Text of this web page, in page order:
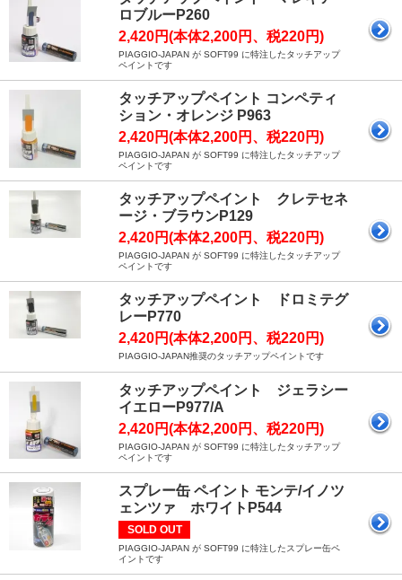
ロブルーP260
2,420円(本体2,200円、税220円)
PIAGGIO-JAPAN が SOFT99 に特注したタッチアップ
ペイントです
タッチアップペイント コンペティ
ション・オレンジ P963
2,420円(本体2,200円、税220円)
PIAGGIO-JAPAN が SOFT99 に特注したタッチアップ
ペイントです
タッチアップペイント クレテセネ
ージ・ブラウンP129
2,420円(本体2,200円、税220円)
PIAGGIO-JAPAN が SOFT99 に特注したタッチアップ
ペイントです
タッチアップペイント ドロミテグ
レーP770
2,420円(本体2,200円、税220円)
PIAGGIO-JAPAN推奨のタッチアップペイントです
タッチアップペイント ジェラシー
イエローP977/A
2,420円(本体2,200円、税220円)
PIAGGIO-JAPAN が SOFT99 に特注したタッチアップ
ペイントです
スプレー缶 ペイント モンテ/イノツ
ェンツァ ホワイトP544
SOLD OUT
PIAGGIO-JAPAN が SOFT99 に特注したスプレー缶ペ
イントです